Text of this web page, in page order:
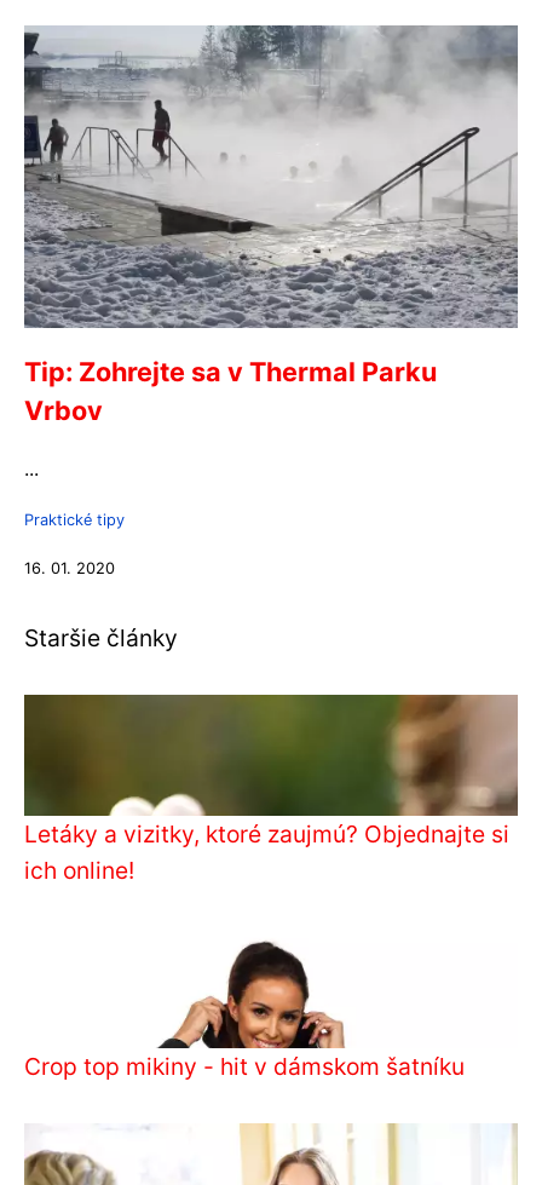
Tip: Zohrejte sa v Thermal Parku
Vrbov
...
Praktické tipy
16. 01. 2020
Staršie články
Letáky a vizitky, ktoré zaujmú? Objednajte si
ich online!
Crop top mikiny - hit v dámskom šatníku